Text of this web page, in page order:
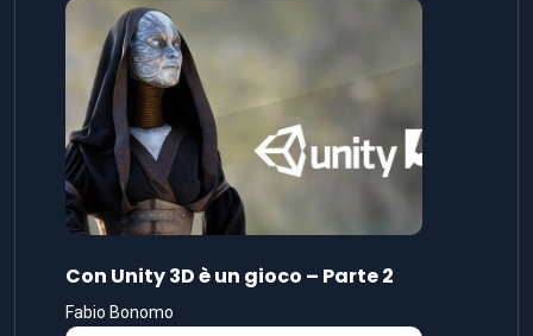
Con Unity 3D è un gioco – Parte 2
Fabio Bonomo